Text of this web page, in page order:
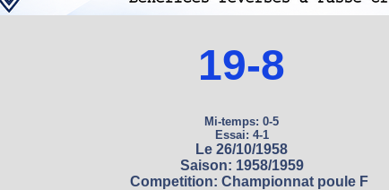
19-8
Mi-temps: 0-5
Essai: 4-1
Le 26/10/1958
Saison: 1958/1959
Competition: Championnat poule F